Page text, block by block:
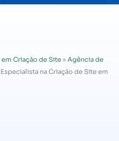
Criação de Site » Agência de
na Criação de Site em